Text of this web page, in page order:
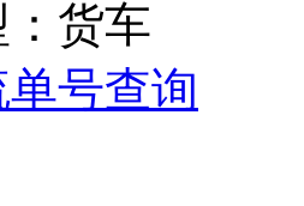
货车
号查询